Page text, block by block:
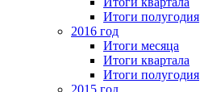
Итоги полугодия
2016 год
Итоги месяца
Итоги квартала
Итоги полугодия
2015 год